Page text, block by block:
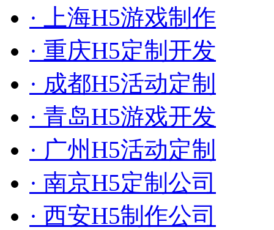
· 上海H5游戏制作
· 重庆H5定制开发
· 成都H5活动定制
· 青岛H5游戏开发
· 广州H5活动定制
· 南京H5定制公司
· 西安H5制作公司